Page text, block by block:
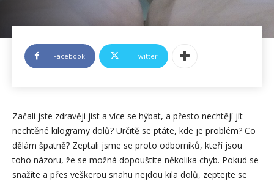
Facebook Twitter
Začali jste zdravěji jíst a více se hýbat, a přesto nechtějí jít
nechtěné kilogramy dolů? Určitě se ptáte, kde je problém? Co
dělám špatně? Zeptali jsme se proto odborníků, kteří jsou
toho názoru, že se možná dopouštíte několika chyb. Pokud se
snažíte a přes veškerou snahu nejdou kila dolů, zeptejte se